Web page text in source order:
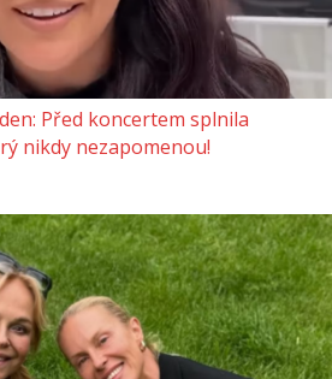
Před koncertem splnila
nikdy nezapomenou!